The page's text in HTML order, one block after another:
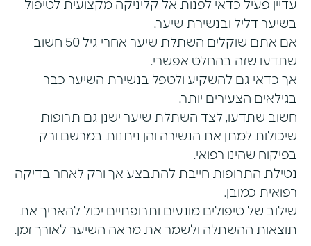
עדיין פעיל כדאי לפנות אל קליניקה מקצועית לטיפול
בשיער דליל ובנשירת שיער.
אם אתם שוקלים השתלת שיער אחרי גיל 50 חשוב
שתדעו שזה בהחלט אפשרי.
אך כדאי גם להשקיע ולטפל בנשירת השיער כבר
בגילאים הצעירים יותר.
חשוב שתדעו, לצד השתלת שיער ישנן גם תרופות
שיכולות למתן את הנשירה והן ניתנות במרשם ורק
בפיקוח שהינו רפואי.
נטילת התרופות חייבת להתבצע אך ורק לאחר בדיקה
רפואית כמובן.
שילוב של טיפולים מונעים ותרופתיים יכול להאריך את
תוצאות ההשתלה ולשמר את מראה השיער לאורך זמן.